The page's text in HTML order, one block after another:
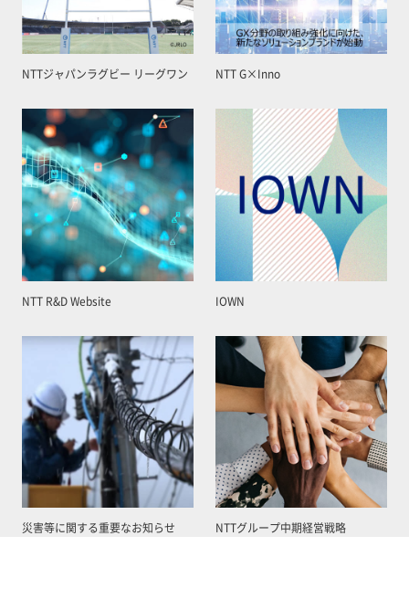
NTTジャパンラグビー リーグワン NTT G×Inno
NTT R&D Website IOWN
災害等に関する重要なお知らせ NTTグループ中期経営戦略